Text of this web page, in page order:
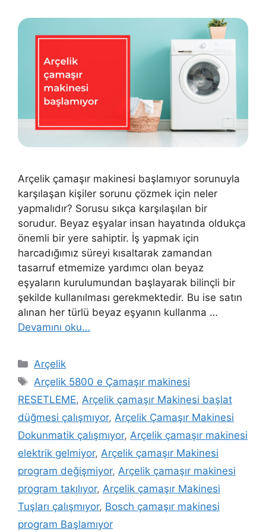
Arçelik çamaşır makinesi başlamıyor sorunuyla
karşılaşan kişiler sorunu çözmek için neler
yapmalıdır? Sorusu sıkça karşılaşılan bir
sorudur. Beyaz eşyalar insan hayatında oldukça
önemli bir yere sahiptir. İş yapmak için
harcadığımız süreyi kısaltarak zamandan
tasarruf etmemize yardımcı olan beyaz
eşyaların kurulumundan başlayarak bilinçli bir
şekilde kullanılması gerekmektedir. Bu ise satın
alınan her türlü beyaz eşyanın kullanma …
Devamını oku…
Kategoriler
Arçelik
Etiketler
Arçelik 5800 e Çamaşır makinesi
RESETLEME, Arçelik çamaşır Makinesi başlat
düğmesi çalışmıyor, Arçelik Çamaşır Makinesi
Dokunmatik çalışmıyor, Arçelik çamaşır makinesi
elektrik gelmiyor, Arçelik çamaşır Makinesi
program değişmiyor, Arçelik çamaşır makinesi
program takılıyor, Arçelik çamaşır Makinesi
Tuşları çalışmıyor, Bosch çamaşır makinesi
program Başlamıyor